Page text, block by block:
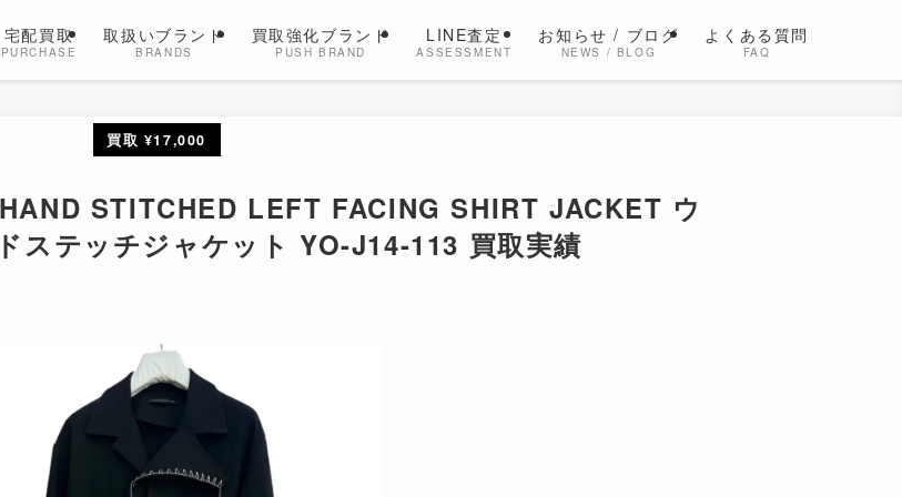
宅配買取
PURCHASE
取扱いブランド
BRANDS
買取強化ブランド
PUSH BRAND
LINE査定
ASSESSMENT
お知らせ / ブログ
NEWS / BLOG
よくある質問
FAQ
買取 ¥17,000
STITCHED LEFT FACING SHIRT JACKET ウ
ステッチジャケット YO-J14-113 買取実績